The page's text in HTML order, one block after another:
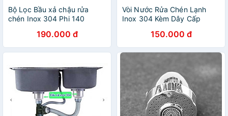
Bộ Lọc Bầu xả chậu rửa
chén Inox 304 Phi 140
190.000 đ
Vòi Nước Rửa Chén Lạnh
Inox 304 Kèm Dây Cấp
150.000 đ